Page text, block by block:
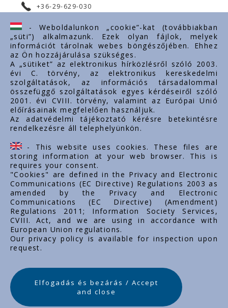
+36-29-629-030
ertekesites@styron.hu
export@styron.hu
www.styron.hu
Important links
O nas
Dokumenty
Kontakt
Kariera zawodowa
- Weboldalunkon „cookie”-kat (továbbiakban
„süti”) alkalmazunk. Ezek olyan fájlok, melyek
információt tárolnak webes böngészőjében. Ehhez
az Ön hozzájárulása szükséges.
A „sütiket” az elektronikus hírközlésről szóló 2003.
évi C. törvény, az elektronikus kereskedelmi
szolgáltatások, az információs társadalommal
összefüggő szolgáltatások egyes kérdéseiről szóló
2001. évi CVIII. törvény, valamint az Európai Unió
előírásainak megfelelően használjuk.
Az adatvédelmi tájékoztató kérésre betekintésre
rendelkezésre áll telephelyünkön.
- This website uses cookies. These files are
storing information at your web browser. This is
requires your consent.
"Cookies" are defined in the Privacy and Electronic
Communications (EC Directive) Regulations 2003 as
amended by the Privacy and Electronic
Communications (EC Directive) (Amendment)
Regulations 2011; Information Society Services,
CVIII. Act, and we are using in accordance with
European Union regulations.
Our privacy policy is available for inspection upon
request.
Elfogadás és bezárás / Accept
and close